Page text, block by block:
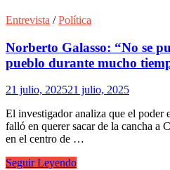
Entrevista /Política
Norberto Galasso: “No se
pueblo durante mucho
21 julio, 202521 julio, 2025
El investigador analiza que el
falló en querer sacar de la cancha a
en el centro de …
Norberto
Seguir Leyendo